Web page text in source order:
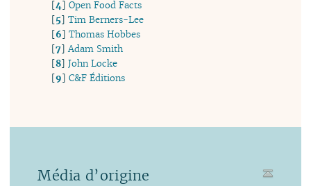
[4]Open Food Facts
[5]Tim Berners-Lee
[6]Thomas Hobbes
[7]Adam Smith
[8]John Locke
[9]C&F Éditions
Média d’origine